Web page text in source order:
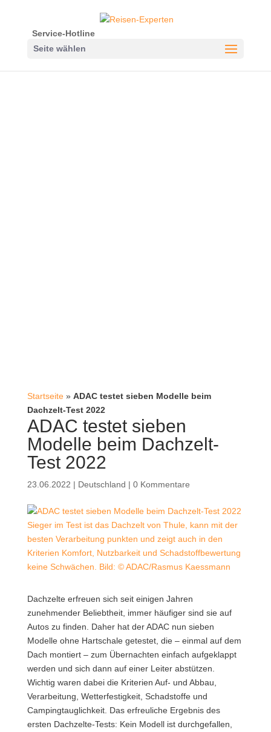
Service-Hotline
Seite wählen
Startseite» ADAC testet sieben Modelle beim
Dachzelt-Test 2022
ADAC testet sieben
Modelle beim Dachzelt-
Test 2022
23.06.2022 | Deutschland | 0 Kommentare
Sieger im Test ist das Dachzelt von Thule, kann mit der
besten Verarbeitung punkten und zeigt auch in den
Kriterien Komfort, Nutzbarkeit und Schadstoffbewertung
keine Schwächen. Bild: © ADAC/Rasmus Kaessmann
Dachzelte erfreuen sich seit einigen Jahren
zunehmender Beliebtheit, immer häufiger sind sie auf
Autos zu finden. Daher hat der ADAC nun sieben
Modelle ohne Hartschale getestet, die – einmal auf dem
Dach montiert – zum Übernachten einfach aufgeklappt
werden und sich dann auf einer Leiter abstützen.
Wichtig waren dabei die Kriterien Auf- und Abbau,
Verarbeitung, Wetterfestigkeit, Schadstoffe und
Campingtauglichkeit. Das erfreuliche Ergebnis des
ersten Dachzelte-Tests: Kein Modell ist durchgefallen,